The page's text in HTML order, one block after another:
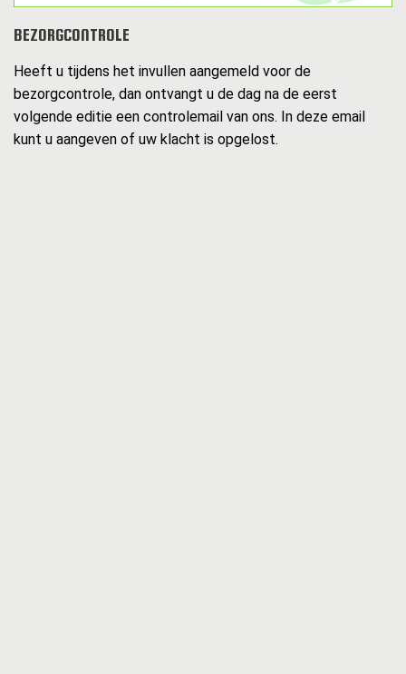
BEZORGCONTROLE
Heeft u tijdens het invullen aangemeld voor de
bezorgcontrole, dan ontvangt u de dag na de eerst
volgende editie een controlemail van ons. In deze email
kunt u aangeven of uw klacht is opgelost.